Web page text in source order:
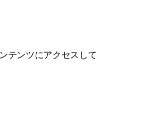
テンツにアクセスして